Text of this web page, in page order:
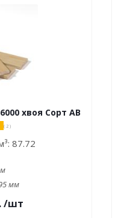
хвоя Сорт АВ
( 2 )
87.72
мм
/шт